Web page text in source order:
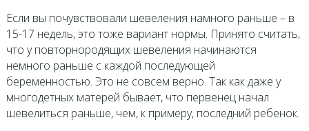
Если вы почувствовали шевеления намного раньше – в
15-17 недель, это тоже вариант нормы. Принято считать,
что у повторнородящих шевеления начинаются
немного раньше с каждой последующей
беременностью. Это не совсем верно. Так как даже у
многодетных матерей бывает, что первенец начал
шевелиться раньше, чем, к примеру, последний ребенок.